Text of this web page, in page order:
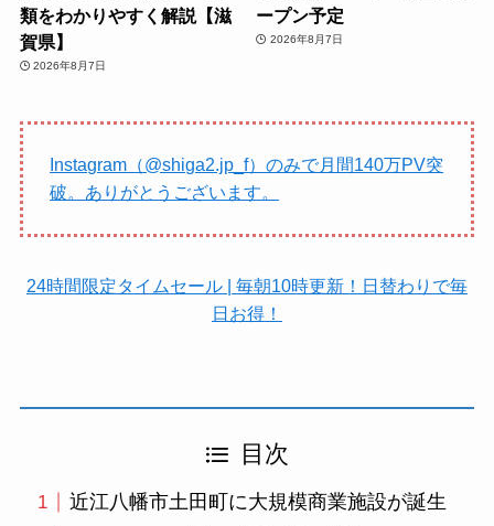
類をわかりやすく解説【滋
賀県】
2026年8月7日
ープン予定
2026年8月7日
Instagram（@shiga2.jp_f）のみで月間140万PV突
破。ありがとうございます。
24時間限定タイムセール | 毎朝10時更新！日替わりで毎
日お得！
目次
近江八幡市土田町に大規模商業施設が誕生